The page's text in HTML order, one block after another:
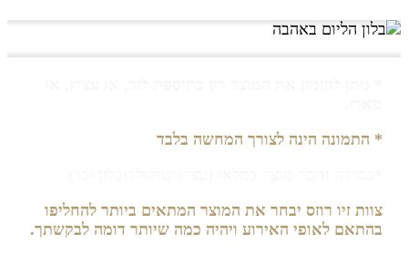
* התמונה הינה לצורך המחשה בלבד
צוות זיו רוזס יבחר את המוצר המתאים ביותר להחליפו
בהתאם לאופי האירוע ויהיה כמה שיותר דומה לבקשתך.